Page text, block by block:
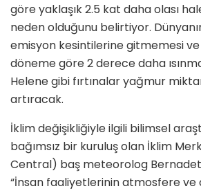
göre yaklaşık 2.5 kat daha olası
neden olduğunu belirtiyor.
emisyon kesintilerine gitmemesi
döneme göre 2 derece daha
Helene gibi fırtınalar yağmur
artıracak.
İklim değişikliğiyle ilgili bilimsel
bağımsız bir kuruluş olan İklim
Central) baş meteorolog
“İnsan faaliyetlerinin atmosfere ve